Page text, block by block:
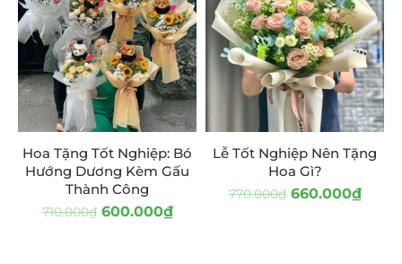
Hoa Tặng Tốt Nghiệp: Bó
Hướng Dương Kèm Gấu
Thành Công
710.000₫ 600.000₫
Lễ Tốt Nghiệp Nên Tặng
Hoa Gì?
770.000₫ 660.000₫